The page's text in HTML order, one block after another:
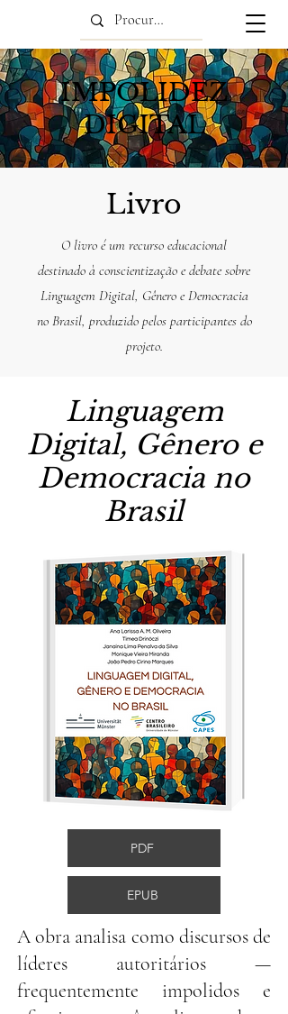
IMPOLIDEZ
DIGITAL
Livro
O livro é um recurso educacional
destinado à conscientização e debate sobre
Linguagem Digital, Gênero e Democracia
no Brasil, produzido pelos participantes do
projeto.
Linguagem
Digital, Gênero e
Democracia no
Brasil
PDF
EPUB
A obra analisa como discursos de
líderes autoritários —
frequentemente impolidos e